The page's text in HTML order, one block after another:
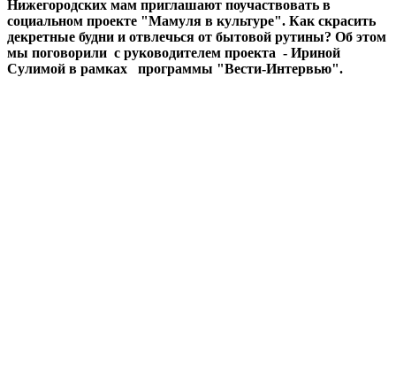
Нижегородских мам приглашают поучаствовать в
социальном проекте "Мамуля в культуре". Как скрасить
декретные будни и отвлечься от бытовой рутины? Об этом
мы поговорили с руководителем проекта - Ириной
Сулимой в рамках программы "Вести-Интервью".